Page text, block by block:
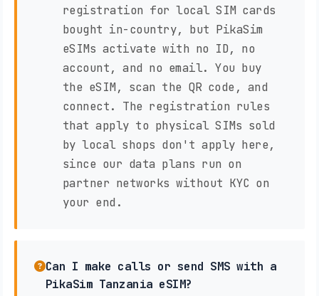
registration for local SIM cards
bought in-country, but PikaSim
eSIMs activate with no ID, no
account, and no email. You buy
the eSIM, scan the QR code, and
connect. The registration rules
that apply to physical SIMs sold
by local shops don't apply here,
since our data plans run on
partner networks without KYC on
your end.
Can I make calls or send SMS with a
PikaSim Tanzania eSIM?